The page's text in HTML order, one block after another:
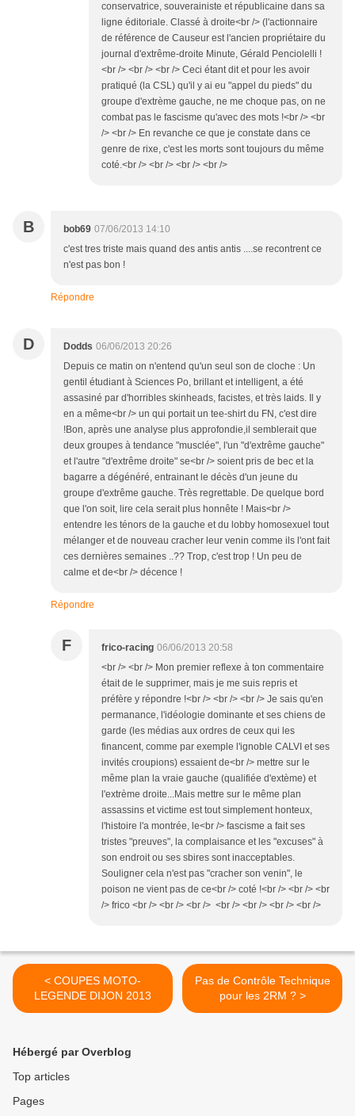
conservatrice, souverainiste et républicaine dans sa
ligne éditoriale. Classé à droite<br /> (l'actionnaire
de référence de Causeur est l'ancien propriétaire du
journal d'extrême-droite Minute, Gérald Penciolelli !
<br /> <br /> <br /> Ceci étant dit et pour les avoir
pratiqué (la CSL) qu'il y ai eu "appel du pieds" du
groupe d'extrème gauche, ne me choque pas, on ne
combat pas le fascisme qu'avec des mots !<br /> <br
/> <br /> En revanche ce que je constate dans ce
genre de rixe, c'est les morts sont toujours du même
coté.<br /> <br /> <br /> <br />
B bob69 07/06/2013 14:10
c'est tres triste mais quand des antis antis ....se recontrent ce
n'est pas bon !
Répondre
D Dodds 06/06/2013 20:26
Depuis ce matin on n'entend qu'un seul son de cloche : Un
gentil étudiant à Sciences Po, brillant et intelligent, a été
assasiné par d'horribles skinheads, facistes, et très laids. Il y
en a même<br /> un qui portait un tee-shirt du FN, c'est dire
!Bon, après une analyse plus approfondie,il semblerait que
deux groupes à tendance "musclée", l'un "d'extrême gauche"
et l'autre "d'extrême droite" se<br /> soient pris de bec et la
bagarre a dégénéré, entrainant le décès d'un jeune du
groupe d'extrême gauche. Très regrettable. De quelque bord
que l'on soit, lire cela serait plus honnête ! Mais<br />
entendre les ténors de la gauche et du lobby homosexuel tout
mélanger et de nouveau cracher leur venin comme ils l'ont fait
ces dernières semaines ..?? Trop, c'est trop ! Un peu de
calme et de<br /> décence !
Répondre
F frico-racing 06/06/2013 20:58
<br /> <br /> Mon premier reflexe à ton commentaire
était de le supprimer, mais je me suis repris et
préfère y répondre !<br /> <br /> <br /> Je sais qu'en
permanance, l'idéologie dominante et ses chiens de
garde (les médias aux ordres de ceux qui les
financent, comme par exemple l'ignoble CALVI et ses
invités croupions) essaient de<br /> mettre sur le
même plan la vraie gauche (qualifiée d'extème) et
l'extrème droite...Mais mettre sur le même plan
assassins et victime est tout simplement honteux,
l'histoire l'a montrée, le<br /> fascisme a fait ses
tristes "preuves", la complaisance et les "excuses" à
son endroit ou ses sbires sont inacceptables.
Souligner cela n'est pas "cracher son venin", le
poison ne vient pas de ce<br /> coté !<br /> <br /> <br
/> frico <br /> <br /> <br /> <br /> <br /> <br /> <br />
< COUPES MOTO-
LEGENDE DIJON 2013
Pas de Contrôle Technique
pour les 2RM ? >
Hébergé par Overblog
Top articles
Pages